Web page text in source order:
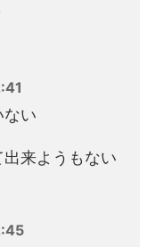
ない
来ようもない